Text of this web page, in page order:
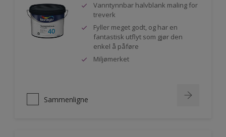
Vanntynnbar halvblank maling for
treverk
Fyller meget godt, og har en
fantastisk utflyt som gjør den
enkel å påføre
Miljømerket
Sammenligne